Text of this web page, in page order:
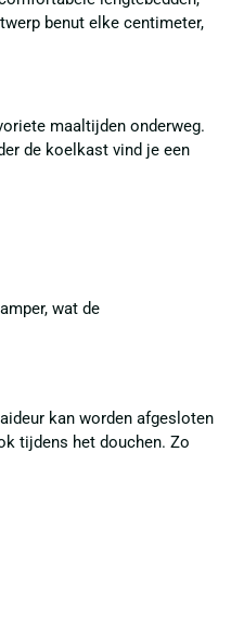
benut elke centimeter,
maaltijden onderweg.
de koelkast vind je een
wat de
kan worden afgesloten
tijdens het douchen. Zo